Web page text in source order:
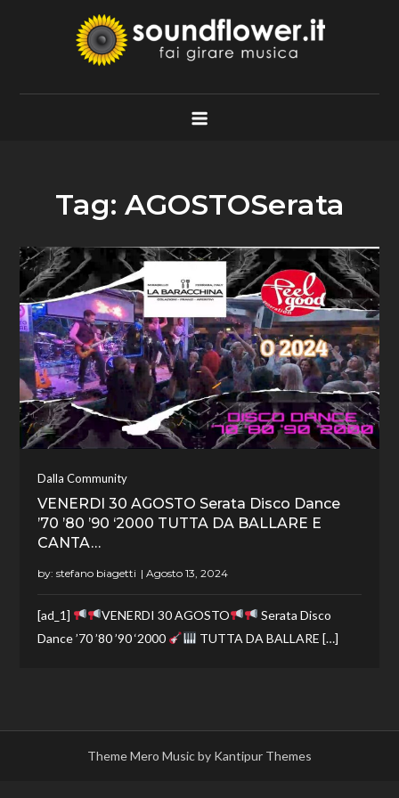
Soundflower.it
Fai Girare Musica
Tag: AGOSTOSerata
Dalla Community
VENERDI 30 AGOSTO Serata Disco Dance
’70 ’80 ’90 ‘2000 TUTTA DA BALLARE E
CANTA…
by:stefano biagetti
[ad_1] VENERDI 30 AGOSTO
Serata Disco
Dance ’70 ’80 ’90 ‘2000
TUTTA DA BALLARE […]
Theme Mero Music by Kantipur Themes